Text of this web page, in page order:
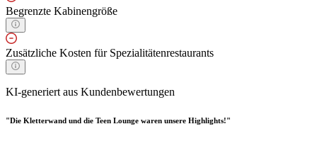
Begrenzte Kabinengröße
Zusätzliche Kosten für Spezialitätenrestaurants
KI-generiert aus Kundenbewertungen
"Die Kletterwand und die Teen Lounge waren unsere Highlights!"